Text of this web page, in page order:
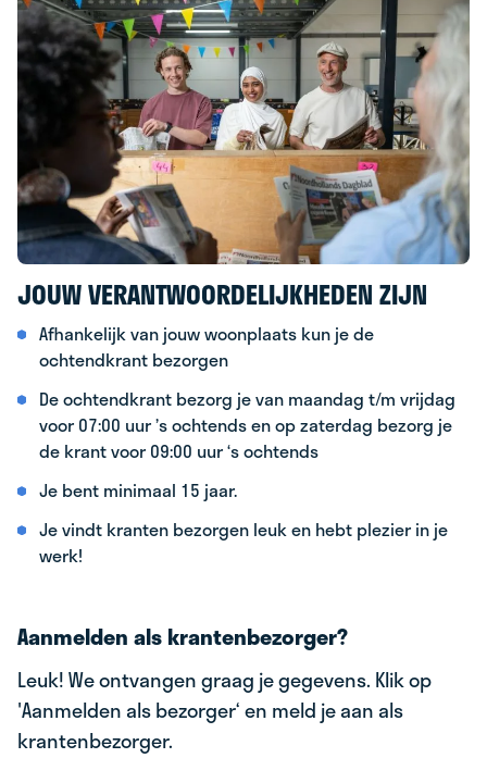
JOUW VERANTWOORDELIJKHEDEN ZIJN
Afhankelijk van jouw woonplaats kun je de
ochtendkrant bezorgen
De ochtendkrant bezorg je van maandag t/m vrijdag
voor 07:00 uur ’s ochtends en op zaterdag bezorg je
de krant voor 09:00 uur ‘s ochtends
Je bent minimaal 15 jaar.
Je vindt kranten bezorgen leuk en hebt plezier in je
werk!
Aanmelden als krantenbezorger?
Leuk! We ontvangen graag je gegevens. Klik op
'Aanmelden als bezorger‘ en meld je aan als
krantenbezorger.